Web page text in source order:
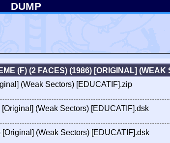
DUMP
(F) (2 FACES) (1986) [ORIGINAL]
(Weak Sectors) [EDUCATIF].zip
(Weak Sectors) [EDUCATIF].dsk
(Weak Sectors) [EDUCATIF].dsk